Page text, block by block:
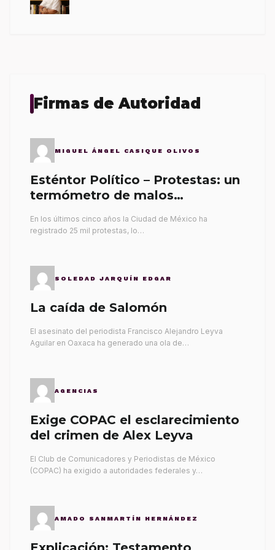
Firmas de Autoridad
MIGUEL ÁNGEL CASIQUE OLIVOS
Esténtor Político – Protestas: un
termómetro de malos
En los últimos cinco años la Ciudad de México ha
registrado 25 mil protestas, lo…
SOLEDAD JARQUÍN EDGAR
La caída de Salomón
El asesinato del periodista Francisco Alejandro Leyva
Aguilar en Oaxaca ha generado una ola de…
AGENCIAS
Exige COPAC el esclarecimiento
del crimen de Alex Leyva
El Club de Comunicadores y Periodistas de México
(COPAC) ha exigido a autoridades federales y…
AMADO SANMARTÍN HERNÁNDEZ